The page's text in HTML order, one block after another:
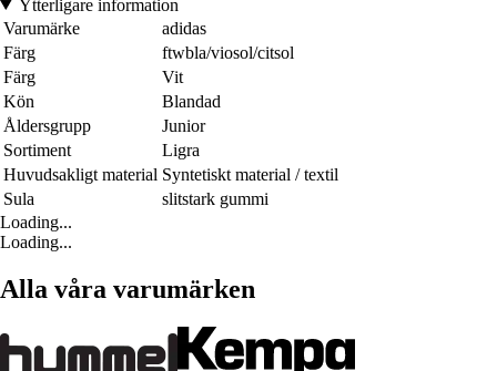
Ytterligare information
Varumärke
adidas
Färg
ftwbla/viosol/citsol
Färg
Vit
Kön
Blandad
Åldersgrupp
Junior
Sortiment
Ligra
Huvudsakligt material Syntetiskt material / textil
Sula
slitstark gummi
Loading...
Loading...
Alla våra varumärken